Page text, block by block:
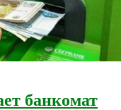
банкомат